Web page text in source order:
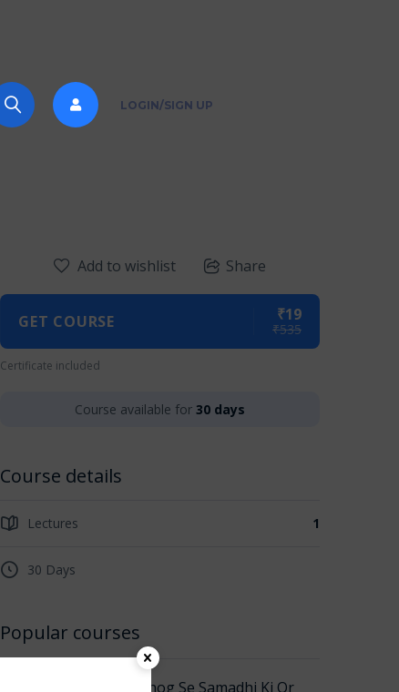
LOGIN/SIGN UP
Add to wishlist Share
GET COURSE ₹19
₹535
Certificate included
Course available for 30 days
Course details
Lectures 1
30 Days
Popular courses
Sambhog Se Samadhi Ki Or